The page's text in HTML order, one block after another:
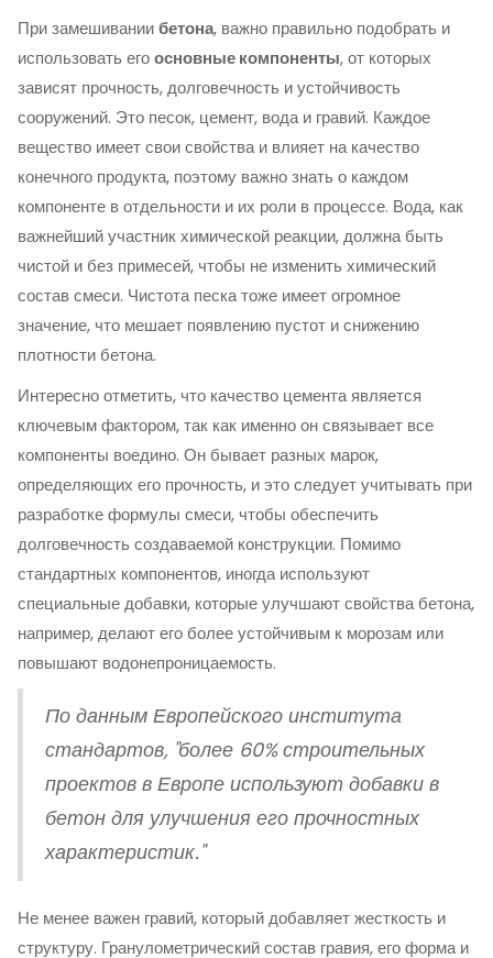
При замешиваниибетона, важно правильно подобрать и
использовать егоосновные компоненты, от которых
зависят прочность, долговечность и устойчивость
сооружений. Это песок, цемент, вода и гравий. Каждое
вещество имеет свои свойства и влияет на качество
конечного продукта, поэтому важно знать о каждом
компоненте в отдельности и их роли в процессе. Вода, как
важнейший участник химической реакции, должна быть
чистой и без примесей, чтобы не изменить химический
состав смеси. Чистота песка тоже имеет огромное
значение, что мешает появлению пустот и снижению
плотности бетона.
Интересно отметить, что качество цемента является
ключевым фактором, так как именно он связывает все
компоненты воедино. Он бывает разных марок,
определяющих его прочность, и это следует учитывать при
разработке формулы смеси, чтобы обеспечить
долговечность создаваемой конструкции. Помимо
стандартных компонентов, иногда используют
специальные добавки, которые улучшают свойства бетона,
например, делают его более устойчивым к морозам или
повышают водонепроницаемость.
По данным Европейского института
стандартов, "более 60% строительных
проектов в Европе используют добавки в
бетон для улучшения его прочностных
характеристик."
Не менее важен гравий, который добавляет жесткость и
структуру. Гранулометрический состав гравия, его форма и